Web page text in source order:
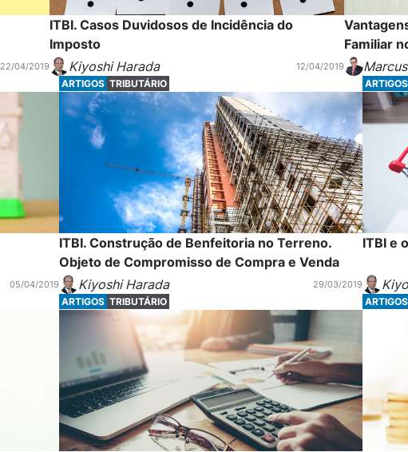
22/04/2019
ITBI. Casos Duvidosos de Incidência do
Imposto
Kiyoshi Harada
12/04/2019
Familiar
05/04/2019
ARTIGOS TRIBUTÁRIO
ITBI. Construção de Benfeitoria no Terreno.
Objeto de Compromisso de Compra e Venda
Kiyoshi Harada
29/03/2019
ARTIGOS
ITBI e
ARTIGOS TRIBUTÁRIO ARTIGOS